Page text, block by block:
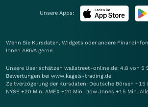
Unsere Apps:
Wenn Sie Kursdaten, Widgets oder andere
Ihnen ARIVA gerne.
Unsere User schätzen wallstreet-online.de: 4.8 von 5
Bewertungen bei www.kagels-trading.de
Zeitverzögerung der Kursdaten: Deutsche Börsen +15
NYSE +20 Min. AMEX +20 Min. Dow Jones +15 Min.